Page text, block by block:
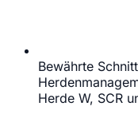
Bewährte
Herde W, SCR